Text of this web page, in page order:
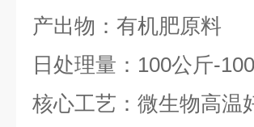
产出物：有机肥原料
日处理量：100公斤-
核心工艺：微生物高温